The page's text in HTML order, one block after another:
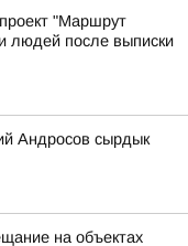
"Маршрут
людей после выписки
Андросов сырдык
на объектах